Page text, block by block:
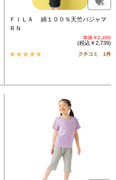
ＦＩＬＡ 綿１００％天竺パジャマ
ＲＮ
本体￥2,490
(税込￥2,739)
クチコミ 1件